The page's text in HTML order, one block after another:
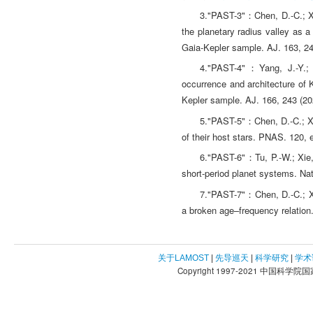
3."PAST-3"：Chen, D.-C.;
the planetary radius valley as
Gaia-Kepler sample. AJ. 163,
4."PAST-4"：Yang, J.-
occurrence and architecture of
Kepler sample. AJ. 166, 243
5."PAST-5"：Chen, D.-C.;
of their host stars. PNAS. 120,
6."PAST-6"：Tu, P.-W.;
short-period planet systems.
7."PAST-7"：Chen, D.-C.;
a broken age–frequency
关于LAMOST| 先导巡天 | 科学研究| 学术
Copyright 1997-2021 中国科学院